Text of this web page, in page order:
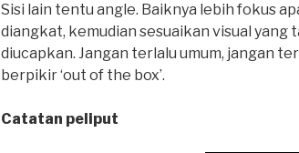
Sisi lain tentu angle. Baiknya lebih fokus
diangkat, kemudian sesuaikan visual yang
diucapkan. Jangan terlalu umum, jangan
berpikir ‘out of the box’.
Catatan peliput